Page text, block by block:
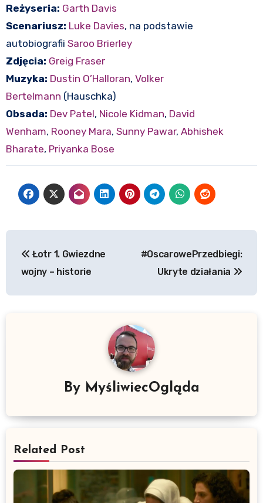
Reżyseria: Garth Davis
Scenariusz: Luke Davies, na podstawie
autobiografii Saroo Brierley
Zdjęcia: Greig Fraser
Muzyka: Dustin O’Halloran, Volker
Bertelmann (Hauschka)
Obsada: Dev Patel, Nicole Kidman, David
Wenham, Rooney Mara, Sunny Pawar, Abhishek
Bharate, Priyanka Bose
wpisu
Łotr 1. Gwiezdne
wojny – historie
#OscarowePrzedbiegi:
Ukryte działania
By MyśliwiecOgląda
Related Post